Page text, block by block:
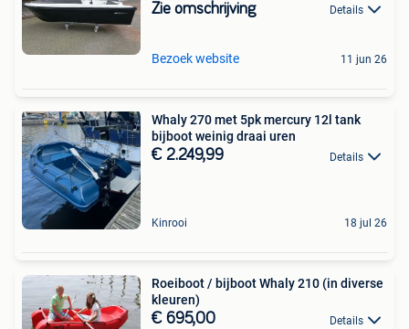
Zie omschrijving Details
Bezoek website 11 jun 26
Whaly 270 met 5pk mercury 12l tank
bijboot weinig draai uren
€ 2.249,99 Details
Kinrooi 18 jul 26
Roeiboot / bijboot Whaly 210 (in diverse
kleuren)
€ 695,00 Details